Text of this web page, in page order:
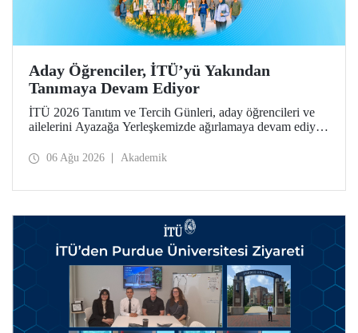
Aday Öğrenciler, İTÜ’yü Yakından
Tanımaya Devam Ediyor
İTÜ 2026 Tanıtım ve Tercih Günleri, aday öğrencileri ve
ailelerini Ayazağa Yerleşkemizde ağırlamaya devam ediyor.
ilgili fakülte ve birimler adaylara bilgi vermeye devam
06 Ağu 2026 Akademik